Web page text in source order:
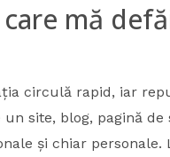
mă
circulă rapid, iar
site, blog, pagină
și chiar personale.